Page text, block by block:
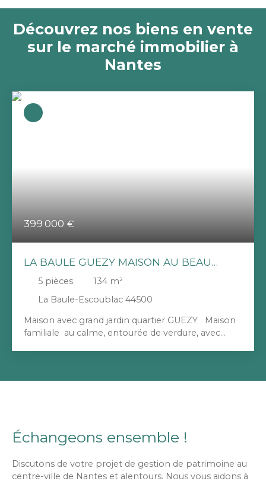
Découvrez nos biens en vente
sur le marché immobilier à
Nantes
399 000 €
LA BAULE GUEZY MAISON AU BEAU
POTENTIEL
5 pièces 134 m²
La Baule-Escoublac 44500
Maison avec grand jardin quartier GUEZY Maison
familiale au calme, entourée de verdure, avec
plafond) . La maison est composée au rez-de-
moments en famille, d’un dégagement
desservant deux chambres sur parquet,
un WC indépendant. Un grand garage (34m2 et
Échangeons ensemble !
Discutons de votre projet de gestion de patrimoine au
centre-ville de Nantes et alentours. Nous vous aidons à